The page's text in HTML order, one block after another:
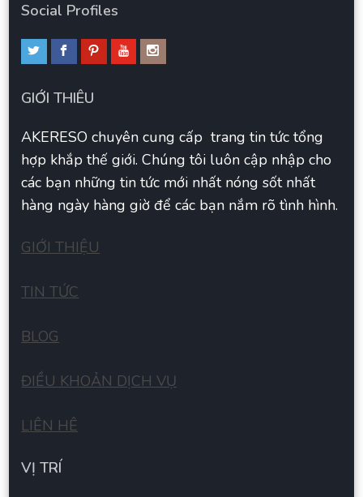
Social Profiles
GIỚI THIÊU
AKERESO chuyên cung cấp trang tin tức tổng
hợp khắp thế giới. Chúng tôi luôn cập nhập cho
các bạn những tin tức mới nhất nóng sốt nhất
hàng ngày hàng giờ để các bạn nắm rõ tình hình.
GIỚI THIỆU
TIN TỨC
BLOG
ĐIỀU KHOẢN DỊCH VỤ
LIÊN HÊ
VỊ TRÍ